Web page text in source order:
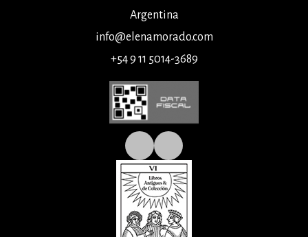
Argentina
info@elenamorado.com
+54 9 11 5014-3689